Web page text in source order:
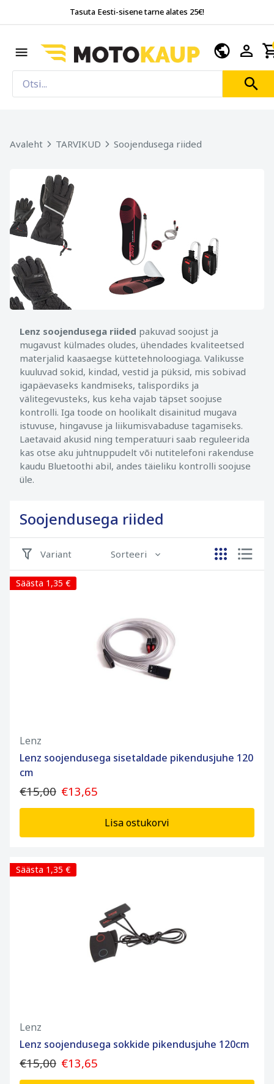
Tasuta Eesti-sisene tarne alates 25€!
Avaleht TARVIKUD Soojendusega riided
Lenz soojendusega riided pakuvad soojust ja
mugavust külmades oludes, ühendades kvaliteetsed
materjalid kaasaegse küttetehnoloogiaga. Valikusse
kuuluvad sokid, kindad, vestid ja püksid, mis sobivad
igapäevaseks kandmiseks, talispordiks ja
välitegevusteks, kus keha vajab täpset soojuse
kontrolli. Iga toode on hoolikalt disainitud mugava
istuvuse, hingavuse ja liikumisvabaduse tagamiseks.
Laetavaid akusid ning temperatuuri saab reguleerida
kas otse aku juhtnuppudelt või nutitelefoni rakenduse
kaudu Bluetoothi abil, andes täieliku kontrolli soojuse
üle.
Soojendusega riided
Variant Sorteeri
Säästa 1,35 €
Lenz
Lenz soojendusega sisetaldade pikendusjuhe 120
cm
€15,00 €13,65
Lisa ostukorvi
Säästa 1,35 €
Lenz
Lenz soojendusega sokkide pikendusjuhe 120cm
€15,00 €13,65